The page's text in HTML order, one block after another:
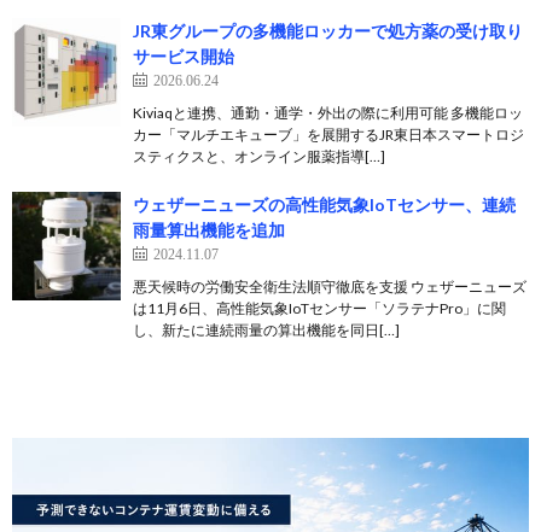
JR東グループの多機能ロッカーで処方薬の受け取り
サービス開始
2026.06.24
Kiviaqと連携、通勤・通学・外出の際に利用可能 多機能ロッ
カー「マルチエキューブ」を展開するJR東日本スマートロジ
スティクスと、オンライン服薬指導[…]
ウェザーニューズの高性能気象IoTセンサー、連続
雨量算出機能を追加
2024.11.07
悪天候時の労働安全衛生法順守徹底を支援 ウェザーニューズ
は11月6日、高性能気象IoTセンサー「ソラテナPro」に関
し、新たに連続雨量の算出機能を同日[…]